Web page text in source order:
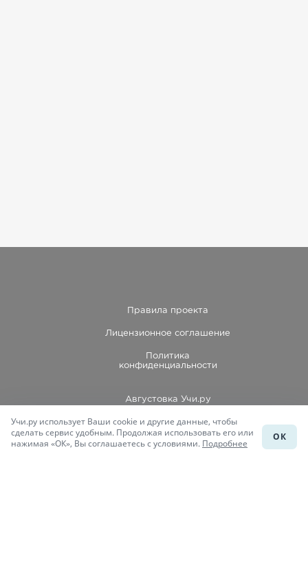
Правила проекта
Лицензионное соглашение
Политика
конфиденциальности
Августовка Учи.ру
Каталог школ
Подготовка к уроку
Учи.ру использует Ваши cookie и другие данные, чтобы
сделать сервис удобным. Продолжая использовать его или
нажимая «ОК», Вы соглашаетесь с условиями. Подробнее
ОК